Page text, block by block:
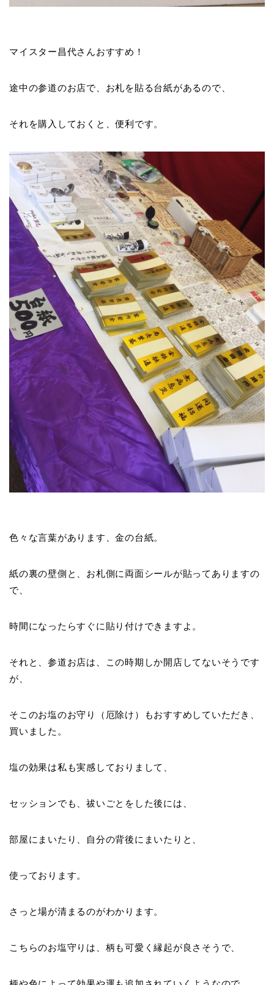
マイスター昌代さんおすすめ！
途中の参道のお店で、お札を貼る台紙があるので、
それを購入しておくと、便利です。
色々な言葉があります、金の台紙。
紙の裏の壁側と、お札側に両面シールが貼ってありますの
で、
時間になったらすぐに貼り付けできますよ。
それと、参道お店は、この時期しか開店してないそうです
が、
そこのお塩のお守り（厄除け）もおすすめしていただき、
買いました。
塩の効果は私も実感しておりまして、
セッションでも、祓いごとをした後には、
部屋にまいたり、自分の背後にまいたりと、
使っております。
さっと場が清まるのがわかります。
こちらのお塩守りは、柄も可愛く縁起が良さそうで、